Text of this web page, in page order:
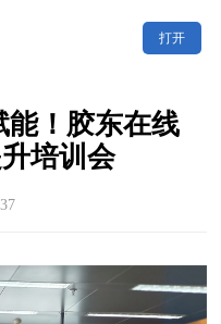
打开
能！胶东在线
培训会